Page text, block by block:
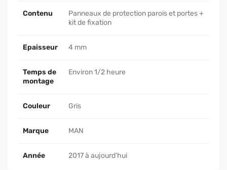
Contenu
Panneaux de protection parois et portes +
kit de fixation
Epaisseur 4 mm
Temps de
montage
Environ 1/2 heure
Couleur Gris
Marque MAN
Année 2017 à aujourd'hui